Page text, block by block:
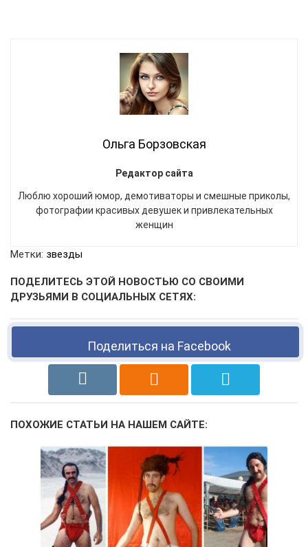
Ольга Борзовская
Редактор сайта
Люблю хороший юмор, демотиваторы и смешные приколы,
фотографии красивых девушек и привлекательных
женщин
Метки: звезды
ПОДЕЛИТЕСЬ ЭТОЙ НОВОСТЬЮ СО СВОИМИ
ДРУЗЬЯМИ В СОЦИАЛЬНЫХ СЕТЯХ:
Поделиться на Facebook
ПОХОЖИЕ СТАТЬИ НА НАШЕМ САЙТЕ: